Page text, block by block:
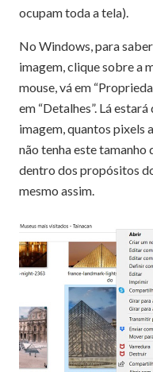
ocupam toda a tela).
No Windows, para
imagem, clique sobre a
mouse, vá em
em “Detalhes”. Lá
imagem, quantos pixels
não tenha este tamanho
dentro dos propósitos
mesmo assim.